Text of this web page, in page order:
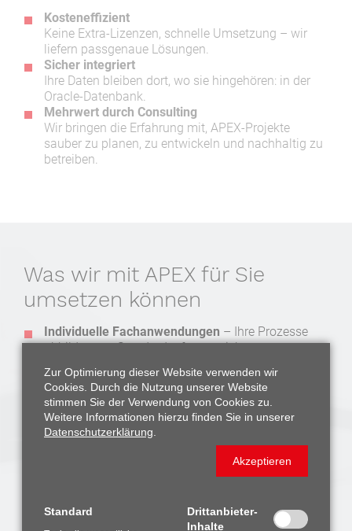
Kosteneffizient
Keine Extra-Lizenzen, schnelle Umsetzung – wir
liefern passgenaue Lösungen.
Sicher integriert
Ihre Daten bleiben dort, wo sie hingehören: in der
Oracle-Datenbank.
Mehrwert durch Consulting
Wir bringen die Erfahrung mit, APEX-Projekte
sauber zu planen, zu entwickeln und nachhaltig zu
betreiben.
Was wir mit APEX für Sie
umsetzen können
Individuelle Fachanwendungen – Ihre Prozesse
abbilden, wo Standardsoftware nicht passt
Erweiterungen – Dashboards, Reports oder
Workflows ergänzen bestehende Systeme
Migrationen– Ablösung von Excel/Access-
Lösungen, zentral und sicher in Ihrer Datenbank
– Ideen schnell entwickeln, testen und
Zur Optimierung dieser Website verwenden wir
Cookies. Durch die Nutzung unserer Website
stimmen Sie der Verwendung von Cookies zu.
Weitere Informationen hierzu finden Sie in unserer
Datenschutzerklärung.
Akzeptieren
Standard
Drittanbieter-
Inhalte